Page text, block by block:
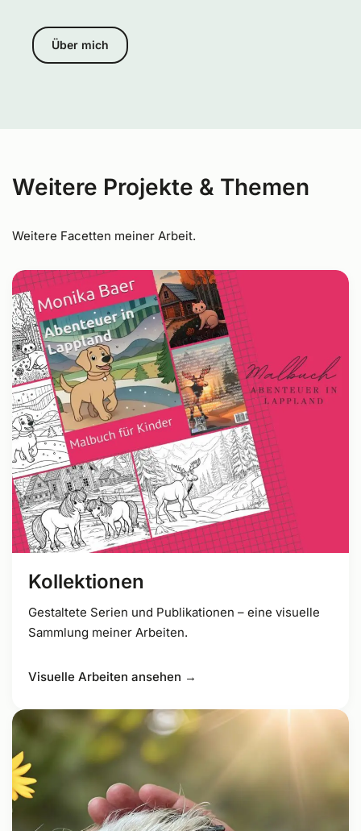
Über mich
Weitere Projekte & Themen
Weitere Facetten meiner Arbeit.
Kollektionen
Gestaltete Serien und Publikationen – eine visuelle
Sammlung meiner Arbeiten.
Visuelle Arbeiten ansehen →